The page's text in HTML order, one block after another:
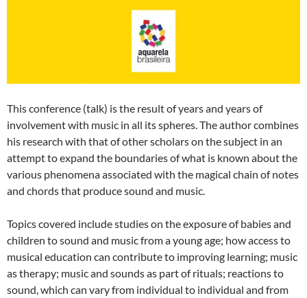
This conference (talk) is the result of years and years of
involvement with music in all its spheres. The author combines
his research with that of other scholars on the subject in an
attempt to expand the boundaries of what is known about the
various phenomena associated with the magical chain of notes
and chords that produce sound and music.
Topics covered include studies on the exposure of babies and
children to sound and music from a young age; how access to
musical education can contribute to improving learning; music
as therapy; music and sounds as part of rituals; reactions to
sound, which can vary from individual to individual and from